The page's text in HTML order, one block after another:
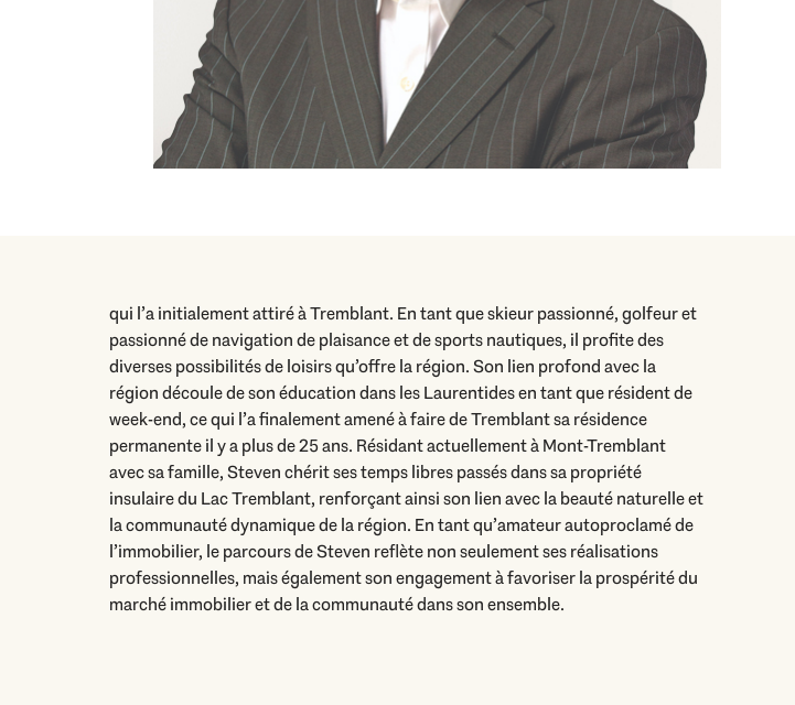
marché immobilier et de la communauté dans son ensemble.